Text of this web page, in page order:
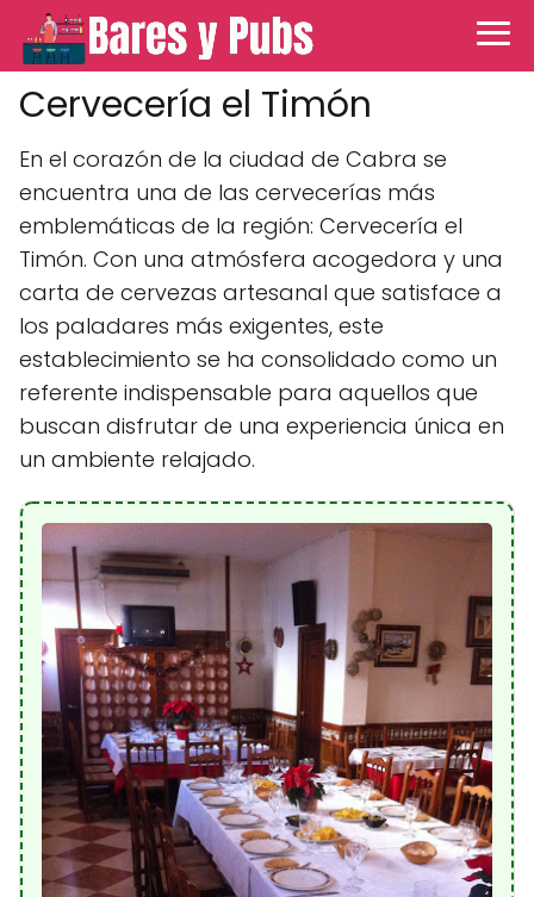
Cervecería el Timón
En el corazón de la ciudad de Cabra se
encuentra una de las cervecerías más
emblemáticas de la región: Cervecería el
Timón. Con una atmósfera acogedora y una
carta de cervezas artesanal que satisface a
los paladares más exigentes, este
establecimiento se ha consolidado como un
referente indispensable para aquellos que
buscan disfrutar de una experiencia única en
un ambiente relajado.